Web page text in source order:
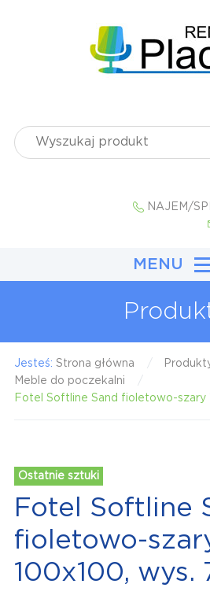
NAJEM/
MENU
Jesteś: Strona główna
Meble do poczekalni
Fotel Softline Sand fioletowo-szary
Ostatnie sztuki
Fotel Softline
fioletowo-
100x100, wys.